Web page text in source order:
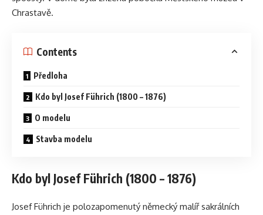
Chrastavě.
Contents
Předloha
Kdo byl Josef Führich (1800 – 1876)
O modelu
Stavba modelu
Kdo byl Josef Führich (1800 – 1876)
Josef Führich je polozapomenutý německý malíř sakrálních